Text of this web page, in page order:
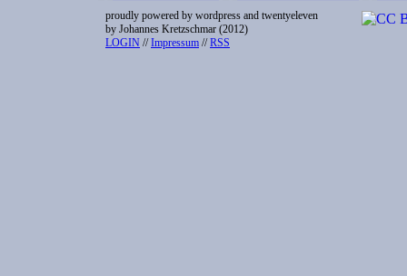
proudly powered by wordpress and twentyeleven
by Johannes Kretzschmar (2012)
LOGIN //Impressum //RSS